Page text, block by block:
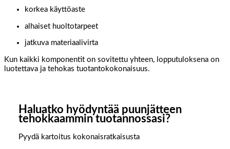
korkea käyttöaste
alhaiset huoltotarpeet
jatkuva materiaalivirta
Kun kaikki komponentit on sovitettu yhteen, lopputuloksena on
luotettava ja tehokas tuotantokokonaisuus.
Haluatko hyödyntää puunjätteen
tehokkaammin tuotannossasi?
Pyydä kartoitus kokonaisratkaisusta